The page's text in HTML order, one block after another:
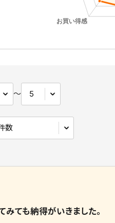
〜
みても納得がいきました。